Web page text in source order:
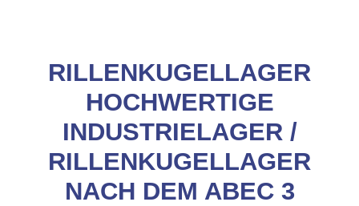
RILLENKUGELLAGER
HOCHWERTIGE
INDUSTRIELAGER /
RILLENKUGELLAGER
NACH DEM ABEC 3